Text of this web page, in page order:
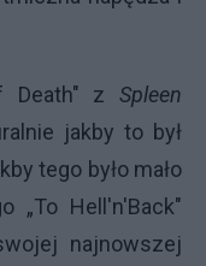
Death" z Spleen
jakby to był
tego było mało
„To Hell'n'Back"
najnowszej